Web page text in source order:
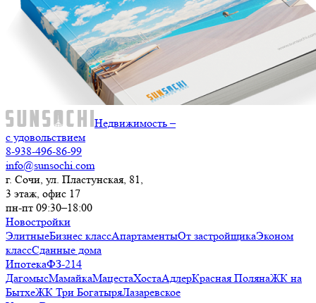
Недвижимость –
с удовольствием
8-938-496-86-99
info@sunsochi.com
г. Сочи, ул. Пластунская, 81,
3 этаж, офис 17
пн-пт 09:30–18:00
Новостройки
ЭлитныеБизнес классАпартаментыОт застройщикаЭконом
классСданные дома
ИпотекаФЗ-214
ДагомысМамайкаМацестаХостаАдлерКрасная ПолянаЖК на
БытхеЖК Три БогатыряЛазаревское